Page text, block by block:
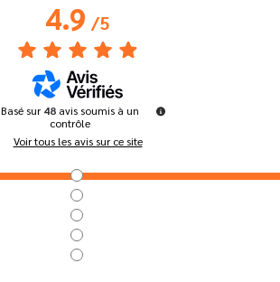
4.9/5
Basé sur48 avis soumis à un
contrôle
Voir tous les avis sur ce site